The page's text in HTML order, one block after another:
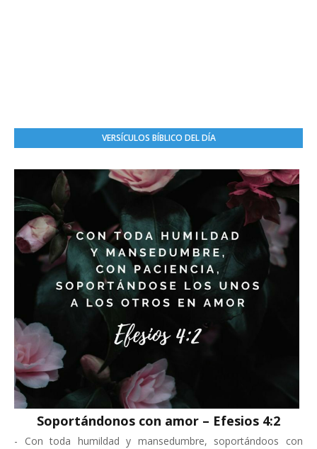
VERSÍCULOS BÍBLICO DEL DÍA
Soportándonos con amor – Efesios 4:2
- Con toda humildad y mansedumbre, soportándoos con